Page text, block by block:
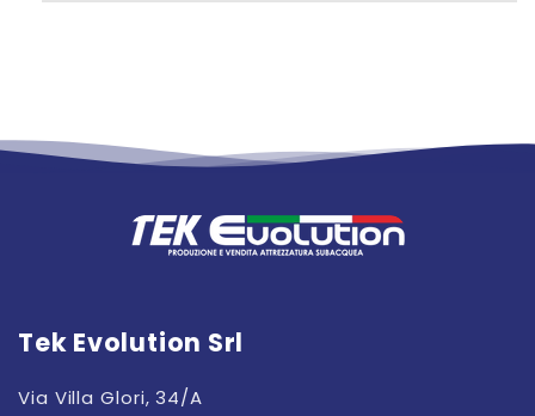
Tek Evolution Srl
Via Villa Glori, 34/A